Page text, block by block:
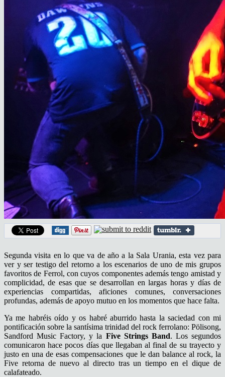
Segunda visita en lo que va de año a la Sala Urania, esta vez para
ver y ser testigo del retorno a los escenarios de uno de mis grupos
favoritos de Ferrol, con cuyos componentes además tengo amistad y
complicidad, de esas que se desarrollan en largas horas y días de
experiencias compartidas, aficiones comunes, conversaciones
profundas, además de apoyo mutuo en los momentos que hace falta.
Ya me habréis oído y os habré aburrido hasta la saciedad con mi
pontificación sobre la santísima trinidad del rock ferrolano: Pölisong,
Sandford Music Factory, y la Five Strings Band. Los segundos
comunicaron hace pocos días que llegaban al final de su trayecto y
justo en una de esas compensaciones que le dan balance al rock, la
Five retorna de nuevo al directo tras un tiempo en el dique de
calafateado.